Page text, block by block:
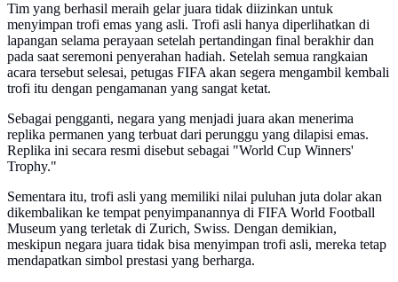
Tim yang berhasil meraih gelar juara tidak diizinkan untuk
menyimpan trofi emas yang asli. Trofi asli hanya diperlihatkan di
lapangan selama perayaan setelah pertandingan final berakhir dan
pada saat seremoni penyerahan hadiah. Setelah semua rangkaian
acara tersebut selesai, petugas FIFA akan segera mengambil kembali
trofi itu dengan pengamanan yang sangat ketat.
Sebagai pengganti, negara yang menjadi juara akan menerima
replika permanen yang terbuat dari perunggu yang dilapisi emas.
Replika ini secara resmi disebut sebagai "World Cup Winners'
Trophy."
Sementara itu, trofi asli yang memiliki nilai puluhan juta dolar akan
dikembalikan ke tempat penyimpanannya di FIFA World Football
Museum yang terletak di Zurich, Swiss. Dengan demikian,
meskipun negara juara tidak bisa menyimpan trofi asli, mereka tetap
mendapatkan simbol prestasi yang berharga.